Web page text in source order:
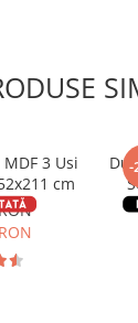
3 Usi
cm
-